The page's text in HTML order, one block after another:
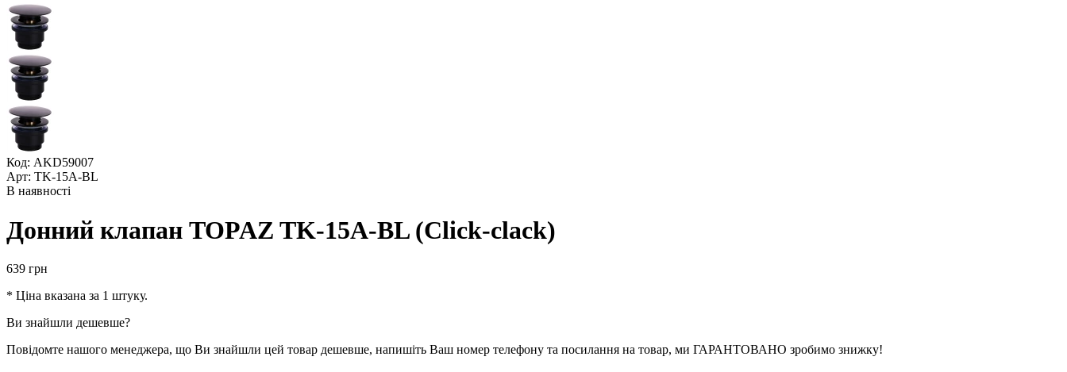
Код: AKD59007
Арт: TK-15A-BL
В наявності
Донний клапан TOPAZ TK-15A-BL (Click-clack)
639 грн
* Ціна вказана за 1 штуку.
Ви знайшли дешевше?
Повідомте нашого менеджера, що Ви знайшли цей товар дешевше, напишіть Ваш номер телефону та посилання на товар, ми ГАРАНТОВАНО зробимо знижку!